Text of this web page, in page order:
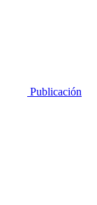
Publicación